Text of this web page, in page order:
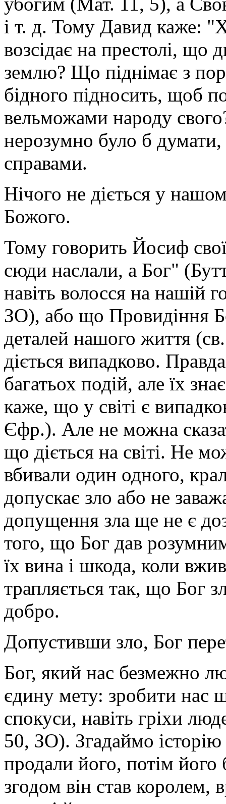
і т. д. Тому Давид каже:
возсідає на престолі, що
землю? Що піднімає з
бідного підносить, щоб
вельможами народу
нерозумно було б
справами.
Нічого не діється у
Божого.
Тому говорить Йосиф
сюди наслали, а Бог"
навіть волосся на нашій
ЗО), або що Провидіння
деталей нашого життя
діється випадково.
багатьох подій, але їх
каже, що у світі є
Єфр.). Але не можна
що діється на світі. Не
вбивали один одного,
допускає зло або не
допущення зла ще не є
того, що Бог дав
їх вина і шкода, коли
трапляється так, що Бог
добро.
Допустивши зло, Бог
Бог, який нас безмежно
єдину мету: зробити нас
спокуси, навіть гріхи
50, ЗО). Згадаймо
продали його, потім його
згодом він став королем,